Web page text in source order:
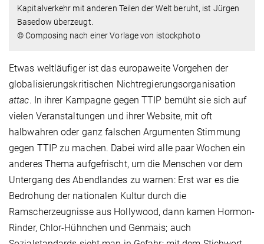
Kapitalverkehr mit anderen Teilen der Welt beruht, ist Jürgen
Basedow überzeugt.
© Composing nach einer Vorlage von istockphoto
Etwas weltläufiger ist das europaweite Vorgehen der
globalisierungskritischen Nichtregierungsorganisation
attac. In ihrer Kampagne gegen TTIP bemüht sie sich auf
vielen Veranstaltungen und ihrer Website, mit oft
halbwahren oder ganz falschen Argumenten Stimmung
gegen TTIP zu machen. Dabei wird alle paar Wochen ein
anderes Thema aufgefrischt, um die Menschen vor dem
Untergang des Abendlandes zu warnen: Erst war es die
Bedrohung der nationalen Kultur durch die
Ramscherzeugnisse aus Hollywood, dann kamen Hormon-
Rinder, Chlor-Hühnchen und Genmais; auch